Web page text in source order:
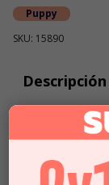
Puppy
SKU: 15890
Descripción
disponible